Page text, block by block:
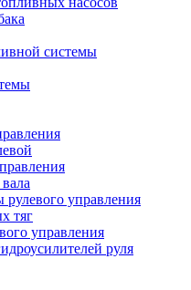
системы
управления
тяг
управления
руля